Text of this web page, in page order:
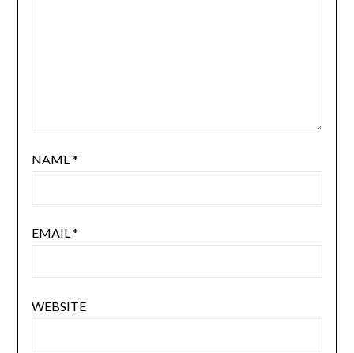
NAME*
EMAIL*
WEBSITE